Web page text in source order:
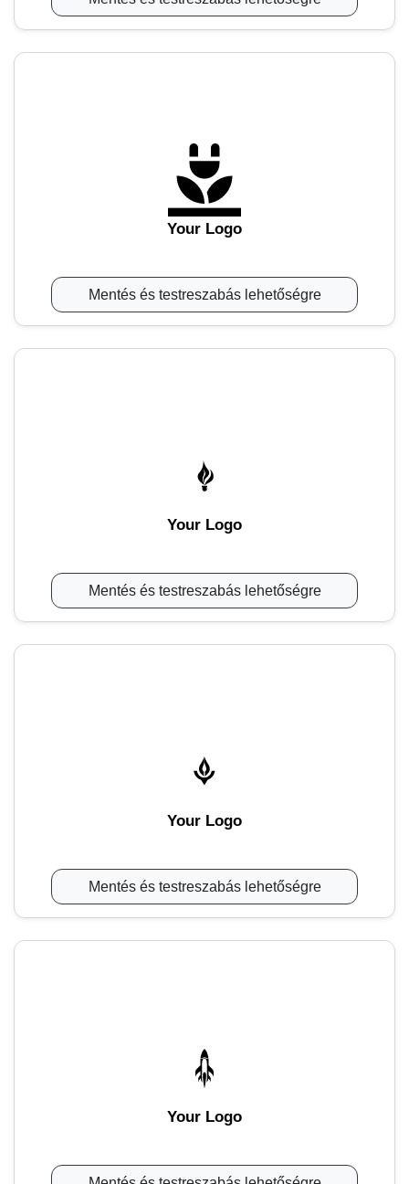
Your Logo
Mentés és testreszabás lehetőségre
Your Logo
Mentés és testreszabás lehetőségre
Your Logo
Mentés és testreszabás lehetőségre
Your Logo